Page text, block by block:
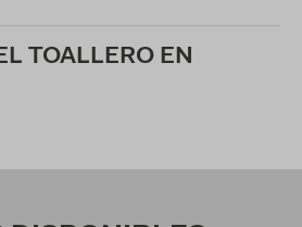
TOALLERO EN